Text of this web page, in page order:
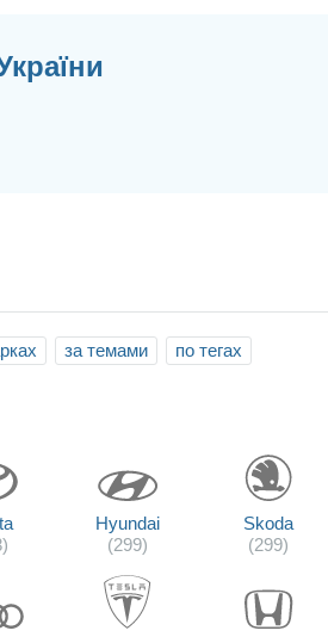
за темами по тегах
Hyundai
(299)
Skoda
(299)